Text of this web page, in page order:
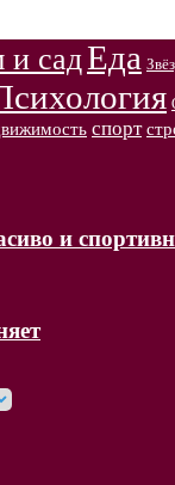
садЕда
спорт
и